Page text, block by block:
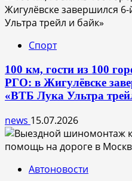
Спорт
100 км, гости из 100
РГО: в Жигулёвске
«ВТБ Лука Ультра
news 15.07.2026
Автоновости